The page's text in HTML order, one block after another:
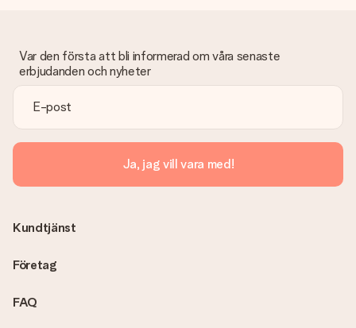
Var den första att bli informerad om våra senaste
erbjudanden och nyheter
Ja, jag vill vara med!
FAQ
Kundtjänst
Företag